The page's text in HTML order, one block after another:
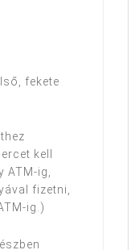
fekete
kell
ATM-ig,
fizetni,
ig.)